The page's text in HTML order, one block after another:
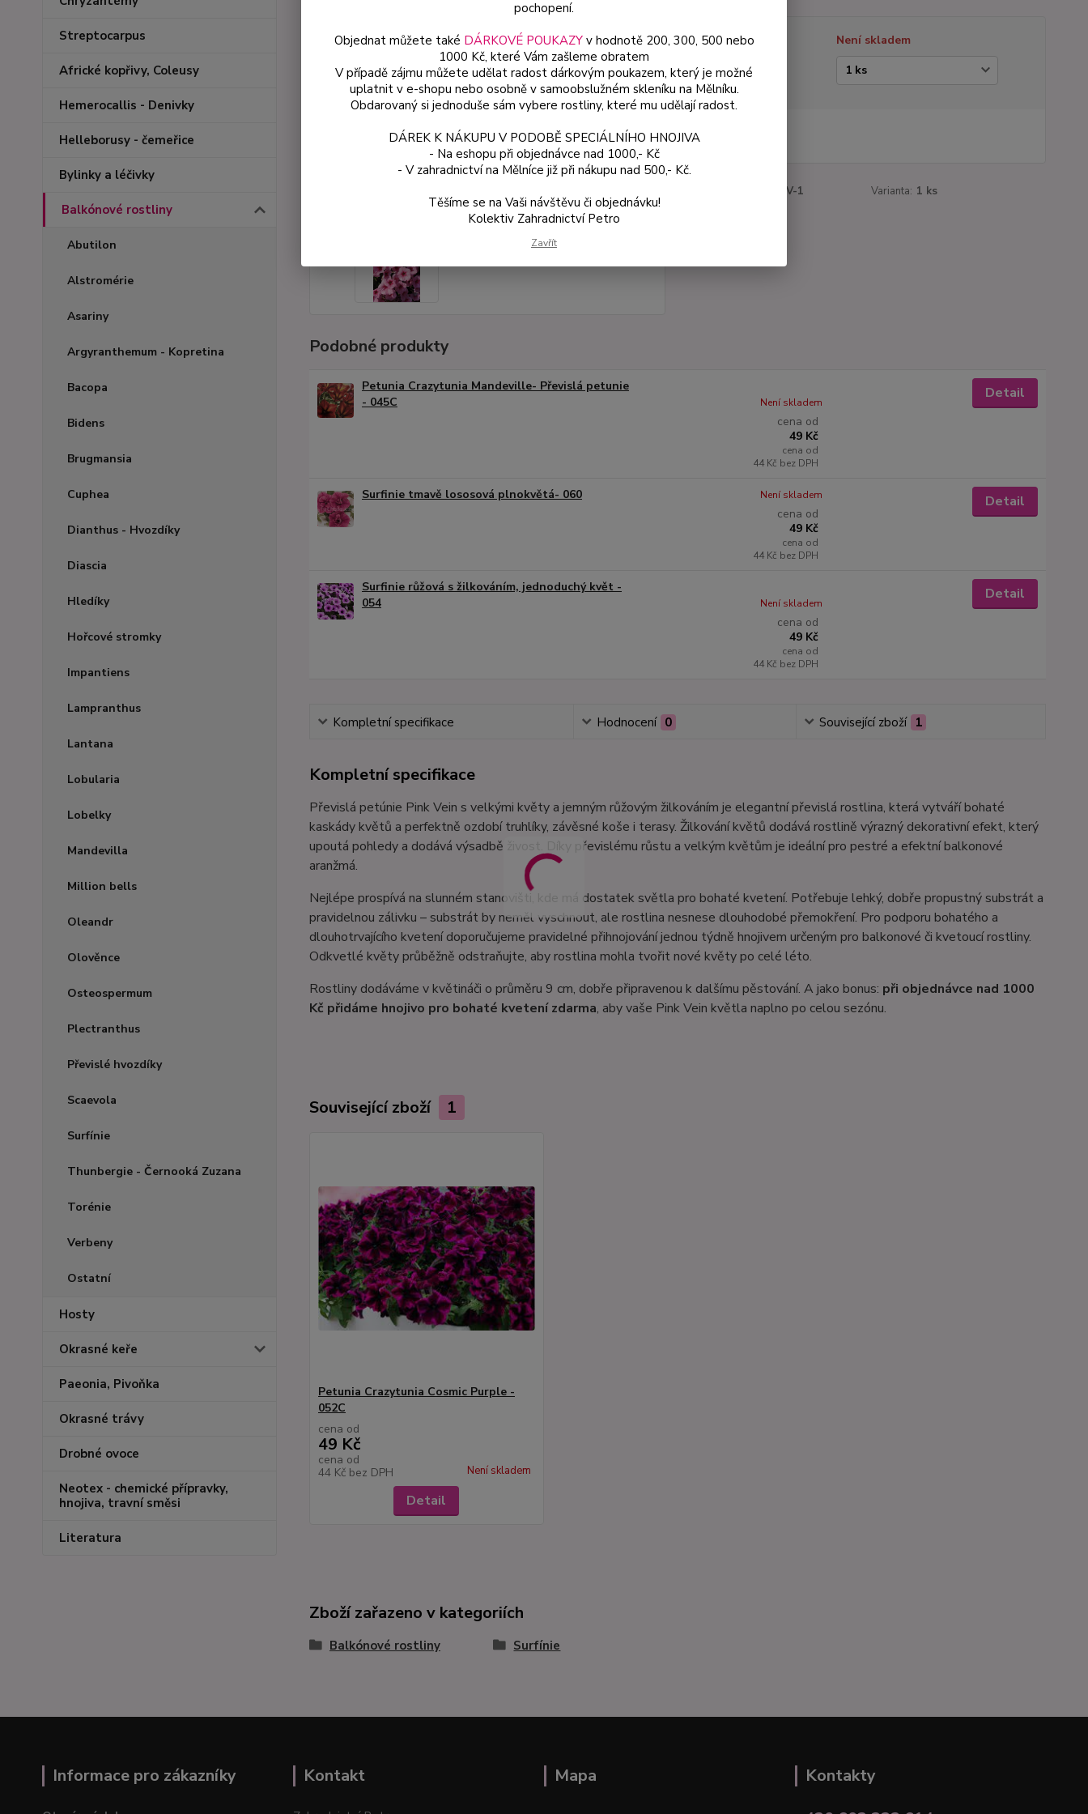
Streptocarpus
Africké kopřivy, Coleusy
Hemerocallis - Denivky
Helleborusy - čemeřice
Bylinky a léčivky
Balkónové rostliny
Abutilon
Alstromérie
Asariny
Argyranthemum - Kopretina
Bacopa
Bidens
Brugmansia
Cuphea
Dianthus - Hvozdíky
Diascia
Hledíky
Hořcové stromky
Impantiens
Lampranthus
Lantana
Lobularia
Lobelky
Mandevilla
Million bells
Oleandr
Olověnce
Osteospermum
Plectranthus
Převislé hvozdíky
Scaevola
Surfínie
Thunbergie - Černooká Zuzana
Torénie
Verbeny
Ostatní
Hosty
Okrasné keře
Paeonia, Pivoňka
Okrasné trávy
Drobné ovoce
Neotex - chemické přípravky,
hnojiva, travní směsi
Literatura
Dostupnost
Není skladem
Varianta
054V-1 Varianta: 1 ks
Podobné produkty
Petunia Crazytunia Mandeville- Převislá petunie
- 045C
cena od
49 Kč
cena od
44 Kč bez DPH
Není skladem
Detail
Surfinie tmavě lososová plnokvětá- 060
cena od
49 Kč
cena od
44 Kč bez DPH
Není skladem Detail
Surfinie růžová s žilkováním, jednoduchý květ -
054
cena od
49 Kč
cena od
44 Kč bez DPH
Není skladem
Detail
Kompletní specifikace Hodnocení 0 Související zboží 1
Kompletní specifikace
Převislá petúnie Pink Vein s velkými květy a jemným růžovým žilkováním je elegantní převislá rostlina, která vytváří bohaté
kaskády květů a perfektně ozdobí truhlíky, závěsné koše i terasy. Žilkování květů dodává rostlině výrazný dekorativní efekt, který
upoutá pohledy a dodává výsadbě živost. Díky převislému růstu a velkým květům je ideální pro pestré a efektní balkonové
aranžmá.
Nejlépe prospívá na slunném stanovišti, kde má dostatek světla pro bohaté kvetení. Potřebuje lehký, dobře propustný substrát a
pravidelnou zálivku – substrát by neměl vyschnout, ale rostlina nesnese dlouhodobé přemokření. Pro podporu bohatého a
dlouhotrvajícího kvetení doporučujeme pravidelné přihnojování jednou týdně hnojivem určeným pro balkonové či kvetoucí rostliny.
Odkvetlé květy průběžně odstraňujte, aby rostlina mohla tvořit nové květy po celé léto.
Rostliny dodáváme v květináči o průměru 9 cm, dobře připravenou k dalšímu pěstování. A jako bonus: při objednávce nad 1000
Kč přidáme hnojivo pro bohaté kvetení zdarma, aby vaše Pink Vein květla naplno po celou sezónu.
Související zboží 1
Petunia Crazytunia Cosmic Purple -
052C
cena od
49 Kč
cena od
44 Kč bez DPH Není skladem
Detail
Zboží zařazeno v kategoriích
Balkónové rostliny Surfínie
Informace pro zákazníky Kontakt Mapa
Kontakty
pochopení.
Objednat můžete také DÁRKOVÉ POUKAZYv hodnotě 200, 300, 500 nebo
1000 Kč, které Vám zašleme obratem
V případě zájmu můžete udělat radost dárkovým poukazem, který je možné
uplatnit v e-shopu nebo osobně v samoobslužném skleníku na Mělníku.
Obdarovaný si jednoduše sám vybere rostliny, které mu udělají radost.
DÁREK K NÁKUPU V PODOBĚ SPECIÁLNÍHO HNOJIVA
- Na eshopu při objednávce nad 1000,- Kč
- V zahradnictví na Mělníce již při nákupu nad 500,- Kč.
Těšíme se na Vaši návštěvu či objednávku!
Kolektiv Zahradnictví Petro
Zavřít